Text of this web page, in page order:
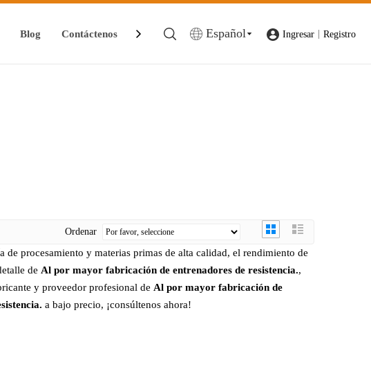
Blog Contáctenos Español Ingresar Registro
Ordenar
de procesamiento y materias primas de alta calidad, el rendimiento de
de Al por mayor fabricación de entrenadores de resistencia.,
y proveedor profesional de Al por mayor fabricación de
a bajo precio, ¡consúltenos ahora!